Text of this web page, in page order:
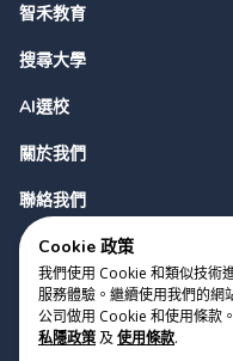
智禾教育
搜尋大學
AI選校
關於我們
聯絡我們
版權 2023 Cyclopes® •
Cookie 政策
我們使用 Cookie 和類似技術
服務體驗。繼續使用我們的網
公司做用 Cookie 和使用條款
私隱政策及 使用條款.